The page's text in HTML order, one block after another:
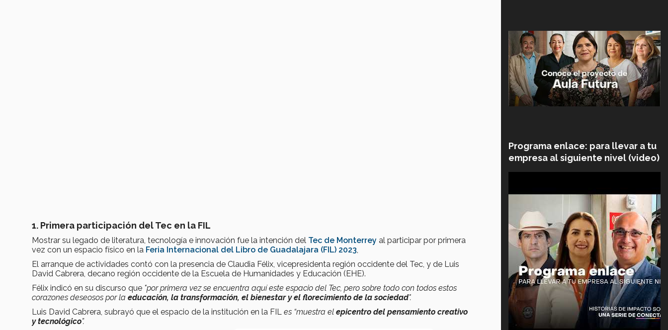
1. Primera participación del Tec en la FIL
Mostrar su legado de literatura, tecnología e innovación fue la intención del Tec de Monterrey al participar por primera
vez con un espacio físico en la Feria Internacional del Libro de Guadalajara (FIL) 2023
El arranque de actividades contó con la presencia de Claudia Félix, vicepresidenta región occidente del Tec, y de Luis
David Cabrera, decano región occidente de la Escuela de Humanidades y Educación (EHE).
Félix indicó en su discurso que "por primera vez se encuentra aquí este espacio del Tec, pero sobre todo con todos estos
corazones deseosos por la educación, la transformación, el bienestar y el florecimiento de la sociedad".
Luis David Cabrera, subrayó que el espacio de la institución en la FIL es “muestra el epicentro del pensamiento creativo
y tecnológico”.
Programa enlace: para llevar a tu
empresa al siguiente nivel (video)